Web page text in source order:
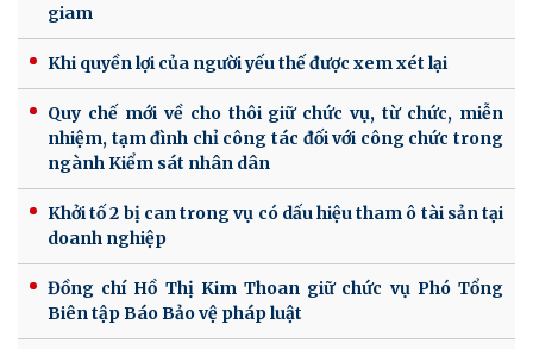
giam
Khi quyền lợi của người yếu thế được xem xét lại
Quy chế mới về cho thôi giữ chức vụ, từ chức, miễn
nhiệm, tạm đình chỉ công tác đối với công chức trong
ngành Kiểm sát nhân dân
Khởi tố 2 bị can trong vụ có dấu hiệu tham ô tài sản tại
doanh nghiệp
Đồng chí Hồ Thị Kim Thoan giữ chức vụ Phó Tổng
Biên tập Báo Bảo vệ pháp luật